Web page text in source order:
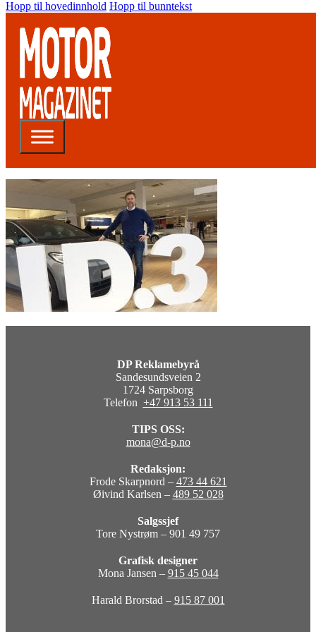
Hopp til hovedinnhold Hopp til bunntekst
DP Reklamebyrå
Sandesundsveien 2
1724 Sarpsborg
Telefon +47 913 53 111
TIPS OSS:
mona@d-p.no
Redaksjon:
Frode Skarpnord – 473 44 621
Øivind Karlsen – 489 52 028
Salgssjef
Tore Nystrøm – 901 49 757
Grafisk designer
Mona Jansen – 915 45 044
Harald Brorstad – 915 87 001